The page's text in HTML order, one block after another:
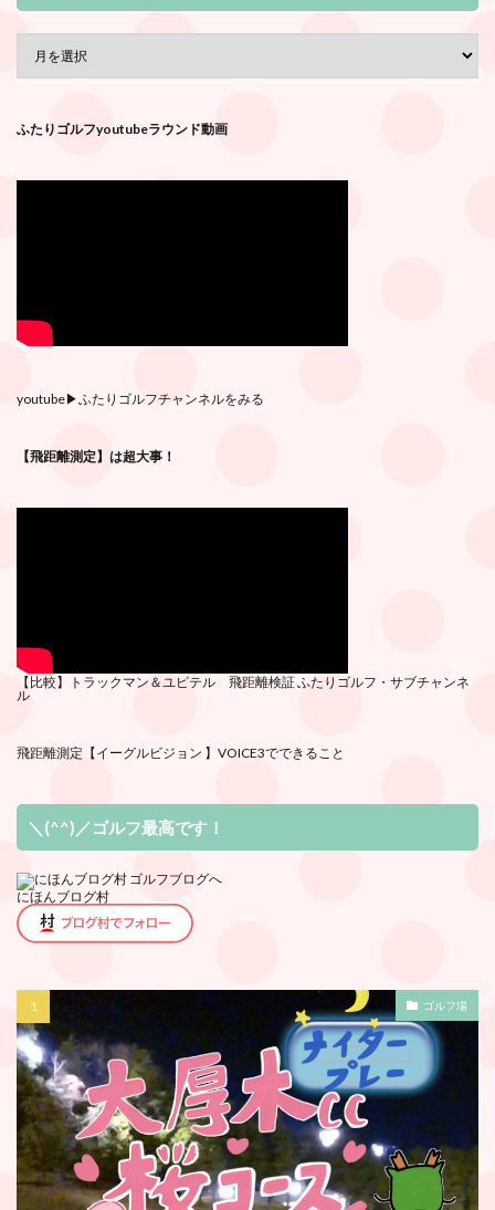
ふたりゴルフyoutubeラウンド動画
youtube▶︎ふたりゴルフチャンネルをみる
【飛距離測定】は超大事！
【比較】トラックマン＆ユピテル 飛距離検証ふたりゴルフ・サブチ ャンネ
ル
飛距離測定 【イーグルビジョン 】VOICE3でできること
＼(^^)／ゴルフ最高です！
にほんブログ村
ゴルフ場